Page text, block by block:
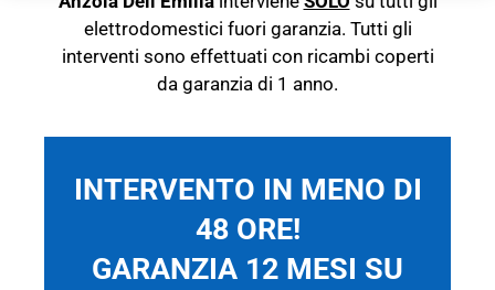
elettrodomestici fuori garanzia. Tutti gli
interventi sono effettuati con ricambi coperti
da garanzia di 1 anno.
INTERVENTO IN MENO DI
48 ORE!
GARANZIA 12 MESI SU